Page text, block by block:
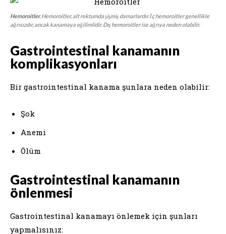
Hemoroitler.Hemoroitler, alt rektumda şişmiş damarlardır. İç hemoroitler genellikle
ağrısızdır, ancak kanamaya eğilimlidir. Dış hemoroitler ise ağrıya neden olabilir.
Gastrointestinal kanamanın
komplikasyonları
Bir gastrointestinal kanama şunlara neden olabilir:
Şok
Anemi
Ölüm
Gastrointestinal kanamanın
önlenmesi
Gastrointestinal kanamayı önlemek için şunları
yapmalısınız: